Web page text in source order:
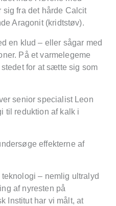
fra det hårde Calcit
Aragonit (kridtstøv).
en klud – eller sågar med
På et varmelegeme
for at sætte sig som
senior specialist Leon
til reduktion af kalk i
effekterne af
– nemlig ultralyd
af nyresten på
Institut har vi målt, at